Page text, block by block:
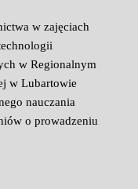
w zajęciach
w Regionalnym
w Lubartowie
nauczania
o prowadzeniu